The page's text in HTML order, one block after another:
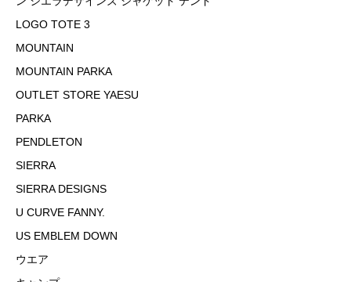
LOGO TOTE 3
MOUNTAIN
MOUNTAIN PARKA
OUTLET STORE YAESU
PARKA
PENDLETON
SIERRA
SIERRA DESIGNS
U CURVE FANNY.
US EMBLEM DOWN
ウエア